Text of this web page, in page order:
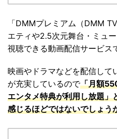
「DMMプレミアム（DMM TV
エティや2.5次元舞台・ミュ
視聴できる動画配信サービス
映画やドラマなどを配信して
が充実しているので「月額
エンタメ特典が利用し放題」
感じるほどではないでしょう